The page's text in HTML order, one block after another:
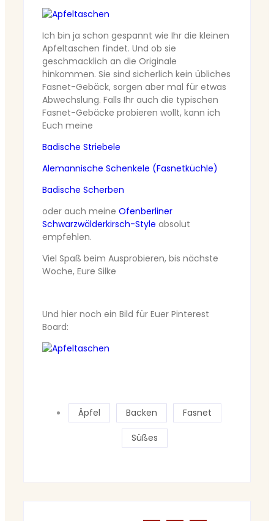
Ich bin ja schon gespannt wie Ihr die kleinen
Apfeltaschen findet. Und ob sie
geschmacklich an die Originale
hinkommen. Sie sind sicherlich kein übliches
Fasnet-Gebäck, sorgen aber mal für etwas
Abwechslung. Falls Ihr auch die typischen
Fasnet-Gebäcke probieren wollt, kann ich
Euch meine
Badische Striebele
Alemannische Schenkele (Fasnetküchle)
Badische Scherben
oder auch meine Ofenberliner
Schwarzwälderkirsch-Style absolut
empfehlen.
Viel Spaß beim Ausprobieren, bis nächste
Woche, Eure Silke
Und hier noch ein Bild für Euer Pinterest
Board:
Äpfel Backen Fasnet
Süßes